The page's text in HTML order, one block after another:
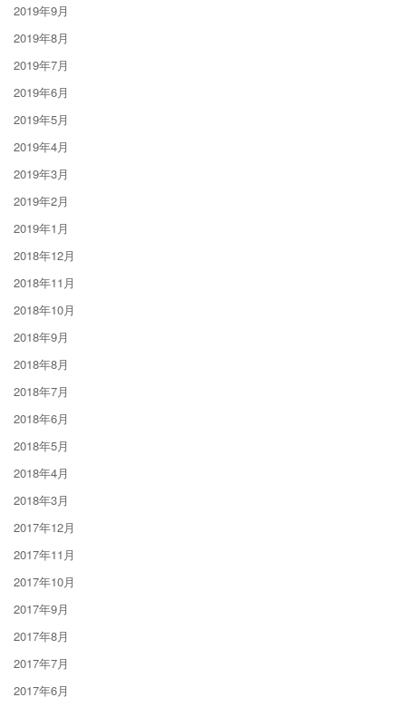
2019年9月
2019年8月
2019年7月
2019年6月
2019年5月
2019年4月
2019年3月
2019年2月
2019年1月
2018年12月
2018年11月
2018年10月
2018年9月
2018年8月
2018年7月
2018年6月
2018年5月
2018年4月
2018年3月
2017年12月
2017年11月
2017年10月
2017年9月
2017年8月
2017年7月
2017年6月